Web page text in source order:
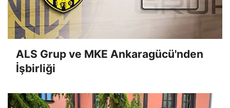
ALS Grup ve MKE Ankaragücü'nden
İşbirliği